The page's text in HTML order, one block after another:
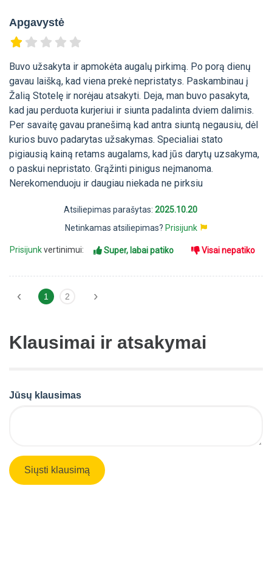
Apgavystė
Buvo užsakyta ir apmokėta augalų pirkimą. Po porą dienų
gavau laišką, kad viena prekė nepristatys. Paskambinau į
Žalią Stotelę ir norėjau atsakyti. Deja, man buvo pasakyta,
kad jau perduota kurjeriui ir siunta padalinta dviem dalimis.
Per savaitę gavau pranešimą kad antra siuntą negausiu, dėl
kurios buvo padarytas užsakymas. Specialiai stato
pigiausią kainą retams augalams, kad jūs darytų uzsakyma,
o paskui nepristato. Grąžinti pinigus neįmanoma.
Nerekomenduoju ir daugiau niekada ne pirksiu
Atsiliepimas parašytas: 2025.10.20
Netinkamas atsiliepimas? Prisijunk
Prisijunkvertinimui: Super, labai patiko Visai nepatiko
‹ 1 2 ›
Klausimai ir atsakymai
Jūsų klausimas